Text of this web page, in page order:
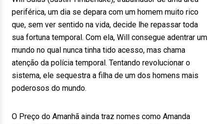
periférica, um dia se depara com um homem muito rico
que, sem ver sentido na vida, decide lhe repassar toda
sua fortuna temporal. Com ela, Will consegue adentrar um
mundo no qual nunca tinha tido acesso, mas chama
atenção da polícia temporal. Tentando revolucionar o
sistema, ele sequestra a filha de um dos homens mais
poderosos do mundo.
O Preço do Amanhã ainda traz nomes como Amanda